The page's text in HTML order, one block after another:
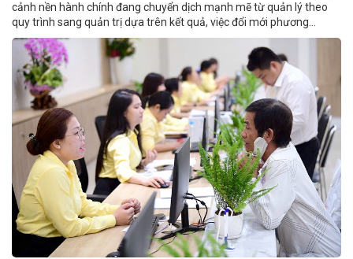
cảnh nền hành chính đang chuyển dịch mạnh mẽ từ quản lý theo
quy trình sang quản trị dựa trên kết quả, việc đổi mới phương...